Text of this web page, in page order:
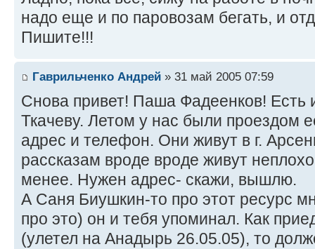
надо еще и по паровозам бегать, и
Пишите!!!
Гаврильченко Андрей » 31 май 2005 07:59
Снова привет! Паша Фадеенков!
Ткачеву. Летом у нас были проездом
адрес и телефон. Они живут в г.
рассказам вроде вроде живут
менее. Нужен адрес- скажи, вышлю.
А Саня Биушкин-то про этот ресурс
про это) он и тебя упоминал. Как
(улетел на Анадырь 26.05.05), то